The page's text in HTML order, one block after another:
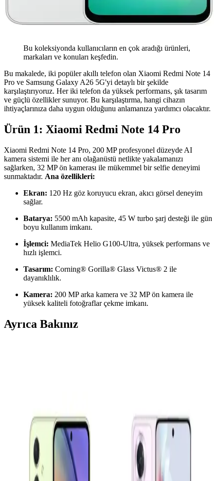
Bu koleksiyonda kullanıcıların en çok aradığı ürünleri,
markaları ve konuları keşfedin.
Bu makalede, iki popüler akıllı telefon olan Xiaomi Redmi Note 14
Pro ve Samsung Galaxy A26 5G'yi detaylı bir şekilde
karşılaştırıyoruz. Her iki telefon da yüksek performans, şık tasarım
ve güçlü özellikler sunuyor. Bu karşılaştırma, hangi cihazın
ihtiyaçlarınıza daha uygun olduğunu anlamanıza yardımcı olacaktır.
Ürün 1: Xiaomi Redmi Note 14 Pro
Xiaomi Redmi Note 14 Pro, 200 MP profesyonel düzeyde AI
kamera sistemi ile her anı olağanüstü netlikte yakalamanızı
sağlarken, 32 MP ön kamerası ile mükemmel bir selfie deneyimi
sunmaktadır. Ana özellikleri:
Ekran: 120 Hz göz koruyucu ekran, akıcı görsel deneyim
sağlar.
Batarya: 5500 mAh kapasite, 45 W turbo şarj desteği ile gün
boyu kullanım imkanı.
İşlemci: MediaTek Helio G100-Ultra, yüksek performans ve
hızlı işlemci.
Tasarım: Corning® Gorilla® Glass Victus® 2 ile
dayanıklılık.
Kamera: 200 MP arka kamera ve 32 MP ön kamera ile
yüksek kaliteli fotoğraflar çekme imkanı.
Ayrıca Bakınız
Samsung Galaxy S23 ve Xiaomi 13 Karşılaştırması:
Performans, Tasarım ve Özellikler
Samsung Galaxy S23 ve Xiaomi 13 modellerinin tasarım,
performans, kamera ve batarya özelliklerini detaylı karşılaştırıyoruz.
Hangi telefon sizin ihtiyaçlarınıza uygun?